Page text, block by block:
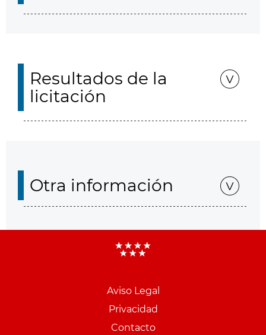
Resultados de la
licitación
Otra información
Aviso Legal
Privacidad
Contacto